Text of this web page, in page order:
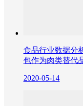
食品行业数据分
包作为肉类替代
2020-05-14